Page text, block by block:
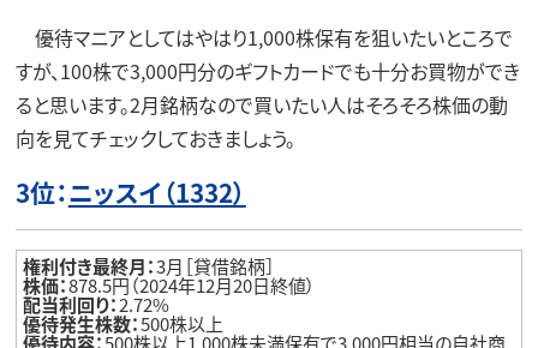
優待マニアとしてはやはり1,000株保有を狙いたいところで
すが、100株で3,000円分のギフトカードでも十分お買物ができ
ると思います。2月銘柄なので買いたい人はそろそろ株価の動
向を見てチェックしておきましょう。
3位：ニッスイ（1332）
権利付き最終月：3月［貸借銘柄］
株価：878.5円（2024年12月20日終値）
配当利回り：2.72%
優待発生株数：500株以上
優待内容：500株以上1,000株未満保有で3,000円相当の自社商